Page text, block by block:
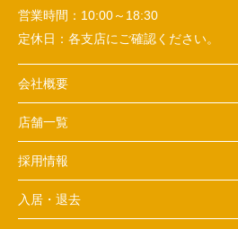
営業時間： 10:00～18:30
定休日： 各支店にご確認ください。
会社概要
店舗一覧
採用情報
入居・退去